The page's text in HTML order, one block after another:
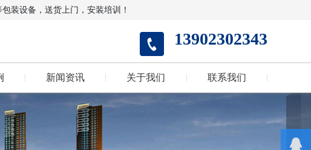
装设备，送货上门，安装培训！
13902302343
新闻资讯 关于我们 联系我们